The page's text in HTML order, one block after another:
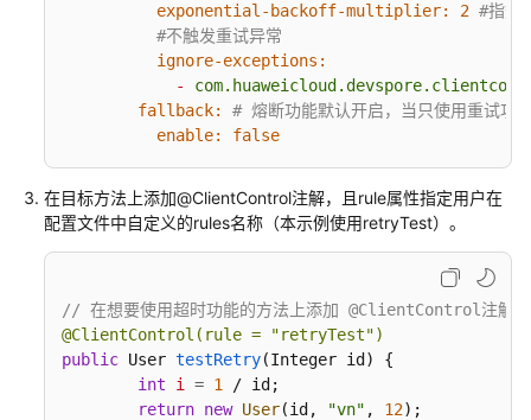
开
发
DevSpore-
SDK
exponential-backoff-multiplier:
2 #指数
#不触发重试异常
ignore-exceptions:
-
fallback:
# 熔断功能默认开启，当只使用重试功
enable:
false
在目标方法上添加@ClientControl注解，且rule属性指定用户在
配置文件中自定义的rules名称（本示例使用retryTest）。
// 在想要使用超时功能的方法上添加 @ClientControl注解
@ClientControl(rule = "retryTest")
public User testRetry(Integer id)
{
int
i = 1
/ id;
return new User(id, "vn" , 12);